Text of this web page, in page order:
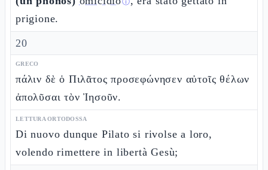
ⓘ
prigione.
20
GRECO
πάλιν δὲ ὁ Πιλᾶτος προσεφώνησεν αὐτοῖς θέλων
ἀπολῦσαι τὸν Ἰησοῦν.
LETTURA ORTODOSSA
Di nuovo dunque Pilato si rivolse a loro,
volendo rimettere in libertà Gesù;